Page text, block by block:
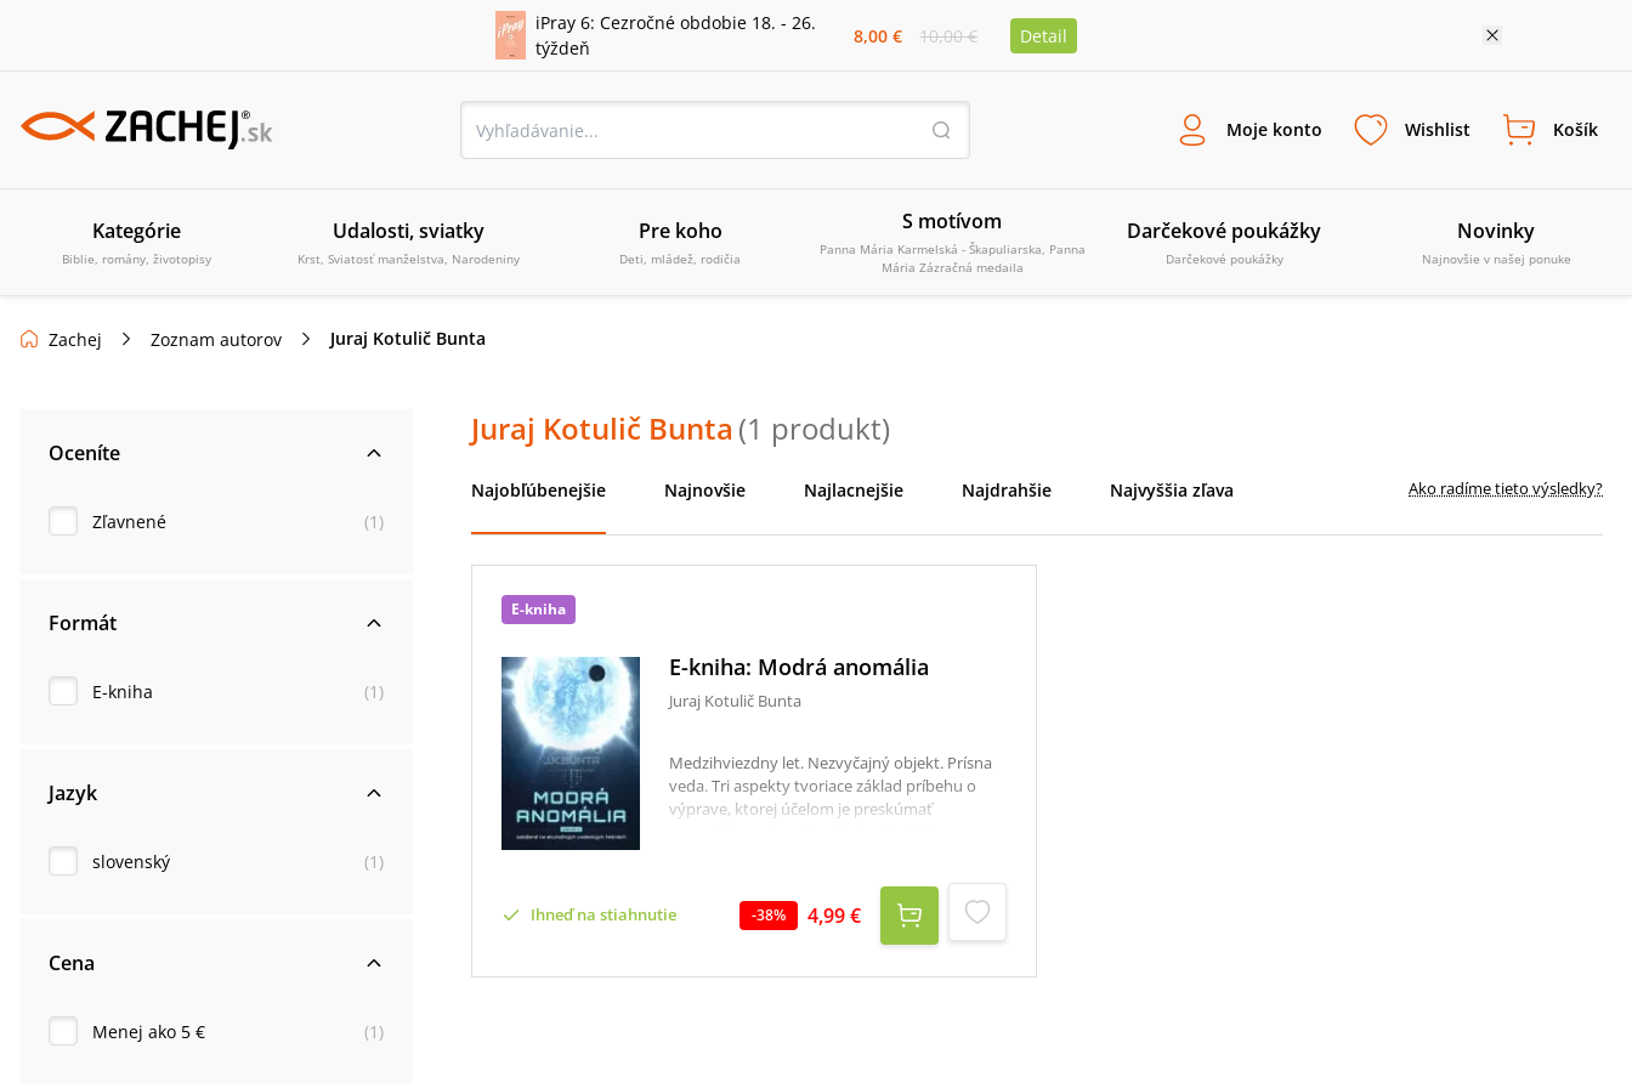
iPray 6: Cezročné obdobie 18. - 26.
týždeň
8,00 € 10,00 € Detail
Moje konto Wishlist Košík
Kategórie
Biblie, romány, životopisy
Udalosti, sviatky
Krst, Sviatosť manželstva, Narodeniny
Pre koho
Deti, mládež, rodičia
S motívom
Panna Mária Karmelská - Škapuliarska, Panna
Mária Zázračná medaila
Darčekové poukážky
Darčekové poukážky
Novinky
Najnovšie v našej ponuke
Zachej Zoznam autorov Juraj Kotulič Bunta
Oceníte
Zľavnené (1 )
Formát
E-kniha (1 )
Jazyk
slovenský (1 )
Cena
Menej ako 5 € (1 )
Juraj Kotulič Bunta (1 produkt)
Najobľúbenejšie Najnovšie Najlacnejšie Najdrahšie Najvyššia zľava Ako radíme tieto výsledky?
E-kniha
E-kniha: Modrá anomália
Juraj Kotulič Bunta
Medzihviezdny let. Nezvyčajný objekt. Prísna
veda. Tri aspekty tvoriace základ príbehu o
výprave, ktorej účelom je preskúmať
prichádzajú, bizarným výtvorom prírody,
nastraženou pascou, snahou o komunikáciu či
vymedzením sféry vplyvu neznámej civilizácie?
Ihneď na stiahnutie -38% 4,99 €